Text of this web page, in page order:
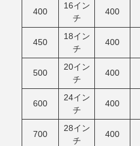
400
16イン
チ
400
450
18イン
チ
400
500
20イン
チ
400
600
24イン
チ
400
700
28イン
チ
400